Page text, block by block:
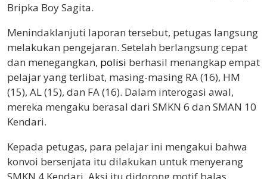
Bripka Boy Sagita.
Menindaklanjuti laporan tersebut, petugas langsung
melakukan pengejaran. Setelah berlangsung cepat
dan menegangkan, polisi berhasil menangkap empat
pelajar yang terlibat, masing-masing RA (16), HM
(15), AL (15), dan FA (16). Dalam interogasi awal,
mereka mengaku berasal dari SMKN 6 dan SMAN 10
Kendari.
Kepada petugas, para pelajar ini mengakui bahwa
konvoi bersenjata itu dilakukan untuk menyerang